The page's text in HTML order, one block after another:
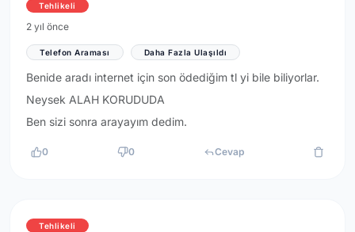
Tehlikeli
2 yıl önce
Telefon Araması Daha Fazla Ulaşıldı
Benide aradı internet için son ödediğim tl yi bile biliyorlar.
Neysek ALAH KORUDUDA
Ben sizi sonra arayayım dedim.
0 0 Cevap
Tehlikeli